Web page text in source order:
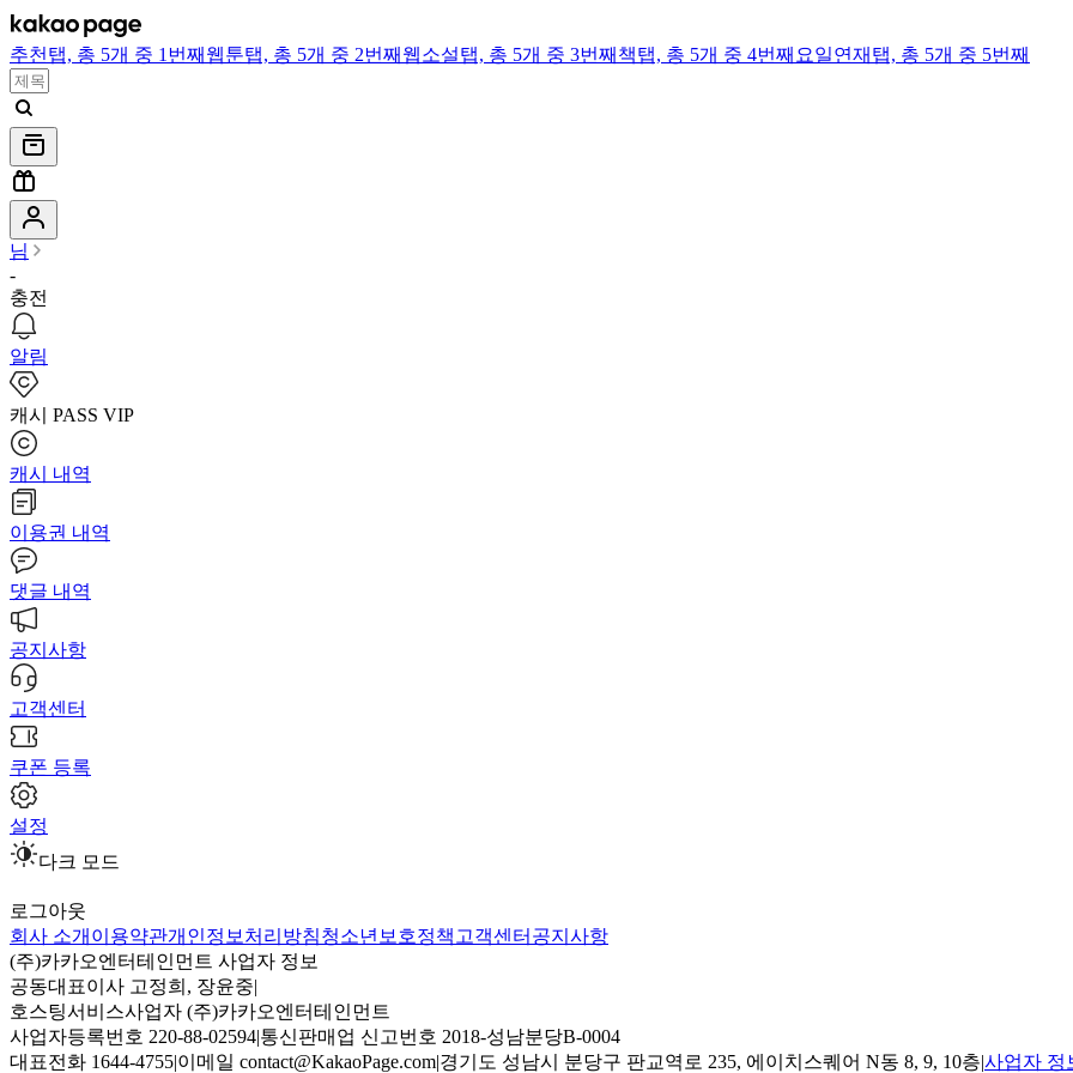
추천 탭, 총 5개 중 1번째 웹툰탭, 총 5개 중 2번째 웹소설탭, 총 5개 중 3번째 책탭, 총 5개 중 4번째 요일연재 탭, 총 5개 중 5번째
님
-
충전
알림
캐시 PASS VIP
캐시 내역
이용권 내역
댓글 내역
공지사항
고객센터
쿠폰 등록
설정
다크 모드
로그아웃
회사 소개 이용약관개인정보처리방침청소년보호정책 고객센터 공지사항
(주)카카오엔터테인먼트 사업자 정보
공동대표이사 고정희, 장윤중|
호스팅서비스사업자 (주)카카오엔터테인먼트
사업자등록번호 220-88-02594|통신판매업 신고번호 2018-성남분당B-0004
대표전화 1644-4755|이메일 contact@KakaoPage.com|경기도 성남시 분당구 판교역로 235, 에이치스퀘어 N동 8, 9, 10층|사업자 정